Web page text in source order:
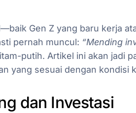
Gen Z yang baru kerja
pernah muncul: “Mending
putih. Artikel ini akan jadi
yang sesuai dengan kondisi
dan Investasi